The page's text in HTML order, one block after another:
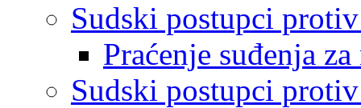
Sudski postupci
Praćenje suđenja
Sudski postupci